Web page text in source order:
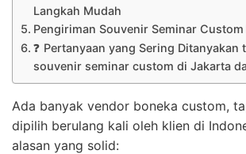
Langkah Mudah
Pengiriman Souvenir Seminar
❓ Pertanyaan yang Sering Ditanyakan
souvenir seminar custom di Jakarta
Ada banyak vendor boneka custom,
dipilih berulang kali oleh klien di
alasan yang solid: